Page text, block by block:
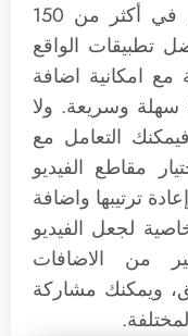
ظهر هذا التطبيق كأفضل تطبيق في أكثر من 150
تطبيقات الواقع
مع امكانية اضافة
سهلة وسريعة. ولا
التعامل مع
مقاطع الفيديو
ترتيبها واضافة
لجعل الفيديو
من الاضافات
ويمكنك مشاركة